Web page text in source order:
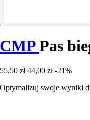
CMPPas
55,50 zł 44,00 zł -21%
Optymalizuj swoje wyniki